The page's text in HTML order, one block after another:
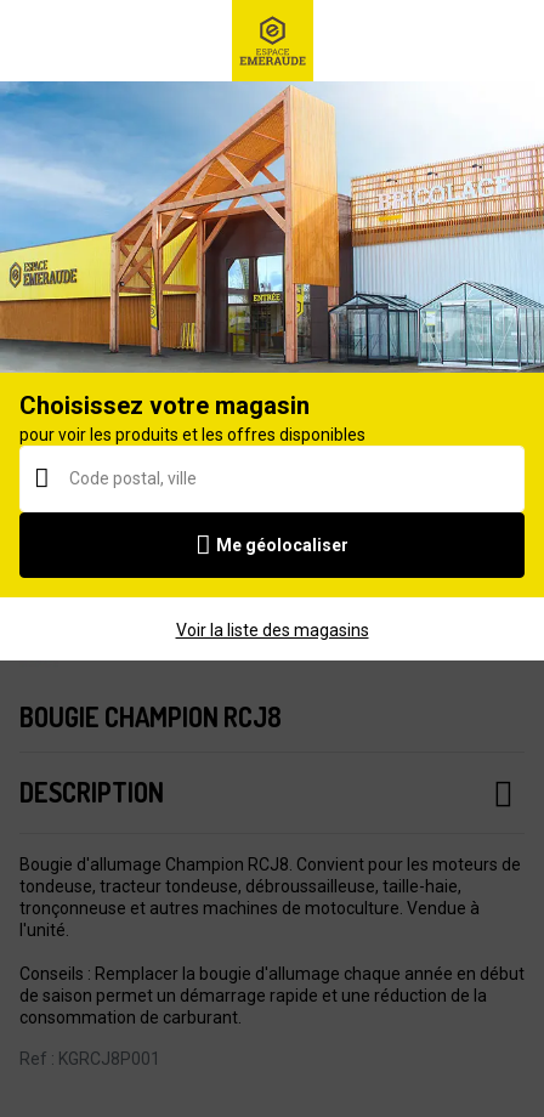
Ex : Robot tondeuse, ...
Pièce détachée motoculture
BOUGIE CHAMPION RCJ8
DESCRIPTION
Bougie d'allumage Champion RCJ8. Convient pour les moteurs de
tondeuse, tracteur tondeuse, débroussailleuse, taille-haie,
tronçonneuse et autres machines de motoculture. Vendue à
l'unité.
Conseils : Remplacer la bougie d'allumage chaque année en début
de saison permet un démarrage rapide et une réduction de la
consommation de carburant.
Ref : KGRCJ8P001
Choisissez votre magasin
pour voir les produits et les offres disponibles
Me géolocaliser
Voir la liste des magasins